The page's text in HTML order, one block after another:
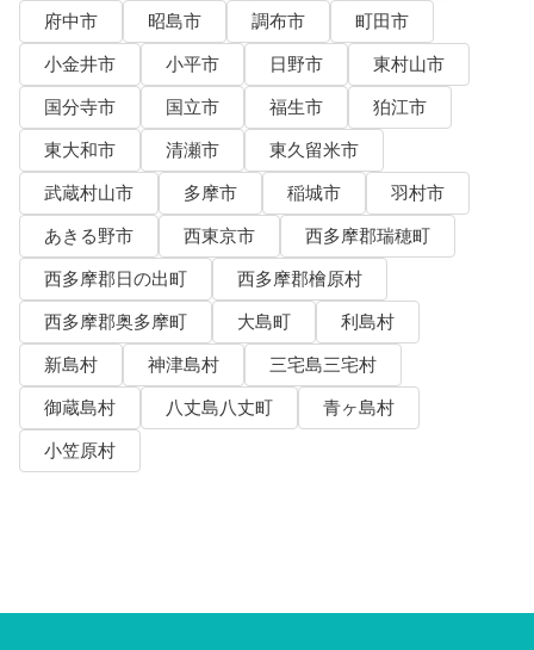
府中市
昭島市 調布市
町田市
小金井市
小平市 日野市
東村山市
国分寺市
国立市 福生市
狛江市
東大和市
清瀬市
東久留米市
武蔵村山市
多摩市 稲城市
羽村市
あきる野市
西東京市
西多摩郡瑞穂町
西多摩郡日の出町
西多摩郡檜原村
西多摩郡奥多摩町
大島町
利島村
新島村
神津島村
三宅島三宅村
御蔵島村
八丈島八丈町
青ヶ島村
小笠原村